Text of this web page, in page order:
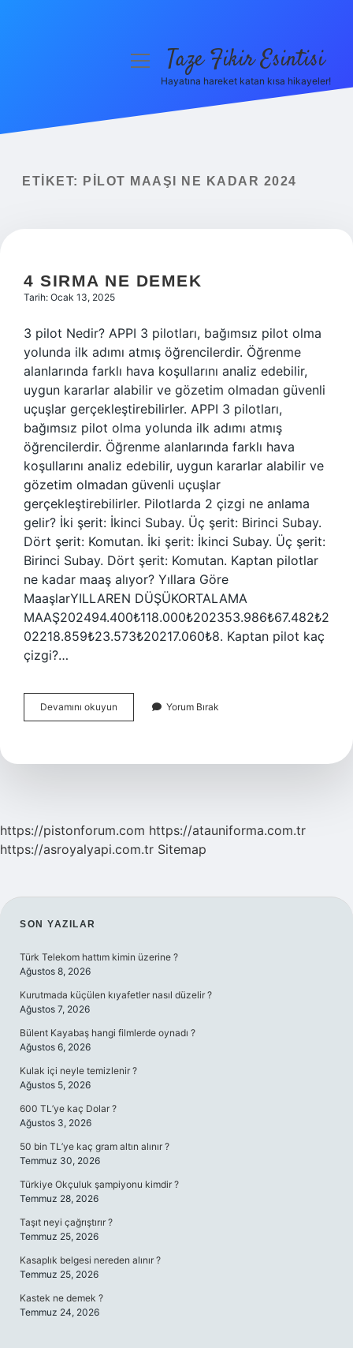
Yasal Uyarı
menüyüTaze Fikir Esintisi
Hayatına hareket katan kısa hikayeler!
ETIKET: PILOT MAAŞI NE KADAR 2024
4 SIRMA NE DEMEK
Tarih: Ocak 13, 2025
3 pilot Nedir? APPI 3 pilotları, bağımsız pilot olma
yolunda ilk adımı atmış öğrencilerdir. Öğrenme
alanlarında farklı hava koşullarını analiz edebilir,
uygun kararlar alabilir ve gözetim olmadan güvenli
uçuşlar gerçekleştirebilirler. APPI 3 pilotları,
bağımsız pilot olma yolunda ilk adımı atmış
öğrencilerdir. Öğrenme alanlarında farklı hava
koşullarını analiz edebilir, uygun kararlar alabilir ve
gözetim olmadan güvenli uçuşlar
gerçekleştirebilirler. Pilotlarda 2 çizgi ne anlama
gelir? İki şerit: İkinci Subay. Üç şerit: Birinci Subay.
Dört şerit: Komutan. İki şerit: İkinci Subay. Üç şerit:
Birinci Subay. Dört şerit: Komutan. Kaptan pilotlar
ne kadar maaş alıyor? Yıllara Göre
MaaşlarYILLAREN DÜŞÜKORTALAMA
MAAŞ202494.400₺118.000₺202353.986₺67.482₺2
02218.859₺23.573₺20217.060₺8. Kaptan pilot kaç
çizgi?…
Devamını okuyun
Sırma
Yorum Bırak
https://pistonforum.com https://atauniforma.com.tr
https://asroyalyapi.com.tr Sitemap
SIDEBAR
SON YAZILAR
Türk Telekom hattım kimin üzerine ?
Ağustos 8, 2026
Kurutmada küçülen kıyafetler nasıl düzelir ?
Ağustos 7, 2026
Bülent Kayabaş hangi filmlerde oynadı ?
Ağustos 6, 2026
Kulak içi neyle temizlenir ?
Ağustos 5, 2026
600 TL’ye kaç Dolar ?
Ağustos 3, 2026
50 bin TL’ye kaç gram altın alınır ?
Temmuz 30, 2026
Türkiye Okçuluk şampiyonu kimdir ?
Temmuz 28, 2026
Taşıt neyi çağrıştırır ?
Temmuz 25, 2026
Kasaplık belgesi nereden alınır ?
Temmuz 25, 2026
Kastek ne demek ?
Temmuz 24, 2026